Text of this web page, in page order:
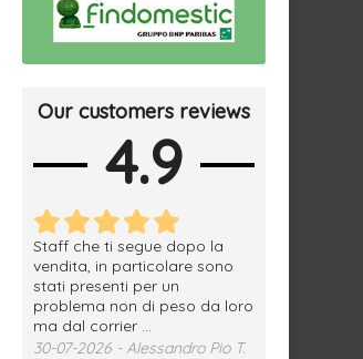
Our customers reviews
4.9
Staff che ti segue dopo la
vendita, in particolare sono
stati presenti per un
problema non di peso da loro
ma dal corrier ...
30-07-2026 - Alessandro Pio T.